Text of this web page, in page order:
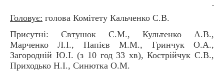
Головує: голова Комітету Кальченко С.В.
Присутні: Євтушок С.М., Культенко А.В.,
Марченко Л.І., Папієв М.М., Гринчук О.А.,
Загородній Ю.І. (з 10 год 33 хв), Кострійчук С.В.,
Приходько Н.І., Синютка О.М.